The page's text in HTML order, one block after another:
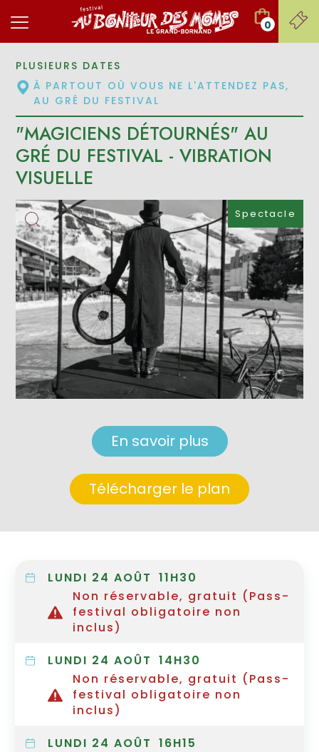
0
Télécharger le plan
En savoir plus
Spectacle
PLUSIEURS DATES
À PARTOUT OÙ VOUS NE L'ATTENDEZ PAS,
AU GRÉ DU FESTIVAL
"MAGICIENS DÉTOURNÉS" AU
GRÉ DU FESTIVAL - VIBRATION
VISUELLE
LUNDI 24 AOÛT 11H30
Non réservable, gratuit (Pass-
festival obligatoire non
inclus)
LUNDI 24 AOÛT 14H30
Non réservable, gratuit (Pass-
festival obligatoire non
inclus)
LUNDI 24 AOÛT 16H15